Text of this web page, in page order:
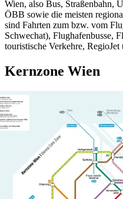
Wien, also Bus, Straßenbahn,
ÖBB sowie die meisten
sind Fahrten zum bzw. vom
Schwechat), Flughafenbusse,
touristische Verkehre, RegioJet
Kernzone Wien